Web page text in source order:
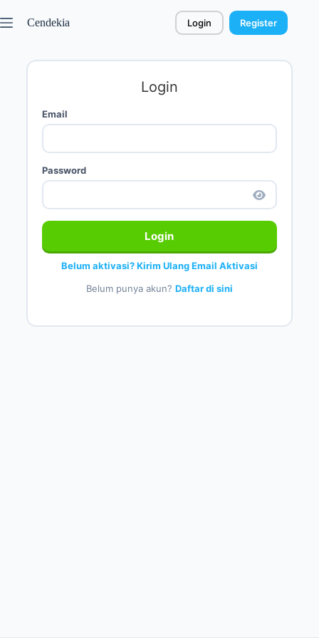
Cendekia Login Register
Login
Email
Password
Login
Belum aktivasi? Kirim Ulang Email Aktivasi
Belum punya akun? Daftar di sini